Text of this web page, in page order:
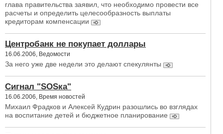
глава правительства заявил, что необходимо провести все
расчеты и определить целесообразность выплаты
кредиторам компенсации
Центробанк не покупает доллары
16.06.2006, Ведомости
За него уже две недели это делают спекулянты
Сигнал "SOSка"
16.06.2006, Время новостей
Михаил Фрадков и Алексей Кудрин разошлись во взглядах
на воспитание детей и бюджетное планирование